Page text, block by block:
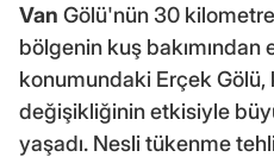
Van Gölü'nün 30
bölgenin kuş bakımından
konumundaki Erçek Gölü,
değişikliğinin etkisiyle
yaşadı. Nesli tükenme